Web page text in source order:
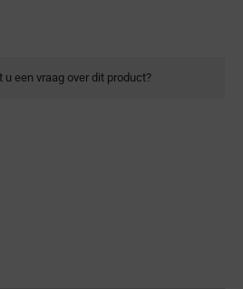
u een vraag over dit product?